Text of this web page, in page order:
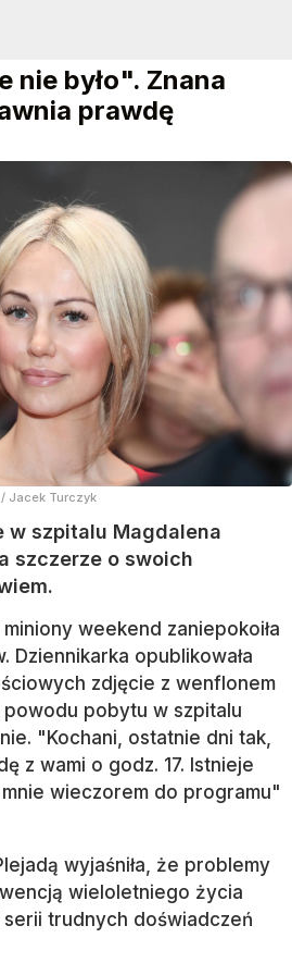
nie było". Znana
prawdę
/ Jacek Turczyk
w szpitalu Magdalena
szczerze o swoich
weekend zaniepokoiła
opublikowała
zdjęcie z wenflonem
powodu pobytu w szpitalu
"Kochani, ostatnie dni tak,
z wami o godz. 17. Istnieje
wieczorem do programu"
wyjaśniła, że problemy
wieloletniego życia
trudnych doświadczeń